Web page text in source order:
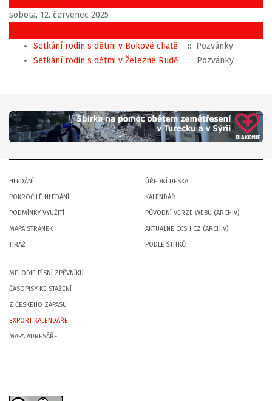
sobota, 12. červenec 2025
Následující den
Setkání rodin s dětmi v Bokově chatě
:: Pozvánky
Setkání rodin s dětmi v Železné Rudě
:: Pozvánky
HLEDÁNÍ
POKROČILÉ HLEDÁNÍ
PODMÍNKY VYUŽITÍ
MAPA STRÁNEK
TIRÁŽ
ÚŘEDNÍ DESKA
KALENDÁŘ
PŮVODNÍ VERZE WEBU (ARCHIV)
AKTUALNE.CCSH.CZ (ARCHIV)
PODLE ŠTÍTKŮ
MELODIE PÍSNÍ ZPĚVNÍKU
ČASOPISY KE STAŽENÍ
Z ČESKÉHO ZÁPASU
EXPORT KALENDÁŘE
MAPA ADRESÁŘE